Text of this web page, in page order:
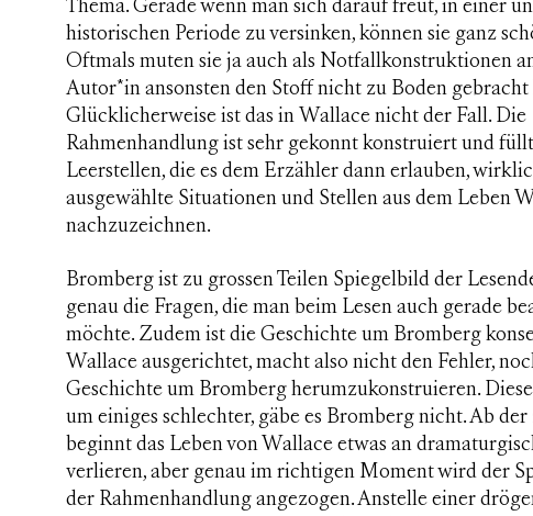
Thema. Gerade wenn man sich darauf freut, in einer
historischen Periode zu versinken, können sie ganz
Oftmals muten sie ja auch als Notfallkonstruktionen
Autor*in ansonsten den Stoff nicht zu Boden gebracht
Glücklicherweise ist das in Wallace nicht der Fall. Die
Rahmenhandlung ist sehr gekonnt konstruiert und
Leerstellen, die es dem Erzähler dann erlauben,
ausgewählte Situationen und Stellen aus dem Leben
nachzuzeichnen.
Bromberg ist zu grossen Teilen Spiegelbild der
genau die Fragen, die man beim Lesen auch gerade
möchte. Zudem ist die Geschichte um Bromberg
Wallace ausgerichtet, macht also nicht den Fehler,
Geschichte um Bromberg herumzukonstruieren.
um einiges schlechter, gäbe es Bromberg nicht. Ab
beginnt das Leben von Wallace etwas an
verlieren, aber genau im richtigen Moment wird der
der Rahmenhandlung angezogen. Anstelle einer